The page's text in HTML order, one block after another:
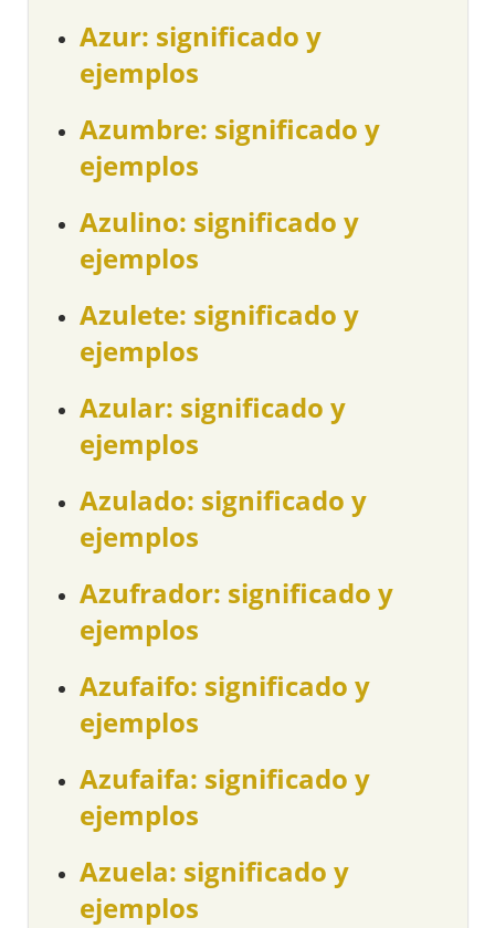
Azur: significado y
ejemplos
Azumbre: significado y
ejemplos
Azulino: significado y
ejemplos
Azulete: significado y
ejemplos
Azular: significado y
ejemplos
Azulado: significado y
ejemplos
Azufrador: significado y
ejemplos
Azufaifo: significado y
ejemplos
Azufaifa: significado y
ejemplos
Azuela: significado y
ejemplos